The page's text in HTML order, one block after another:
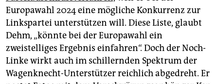
Europawahl 2024 eine mögliche Konkurrenz zur
Linkspartei unterstützen will. Diese Liste, glaubt
Dehm, „könnte bei der Europawahl ein
zweistelliges Ergebnis einfahren“. Doch der Noch-
Linke wirkt auch im schillernden Spektrum der
Wagenknecht-Unterstützer reichlich abgedreht. Er